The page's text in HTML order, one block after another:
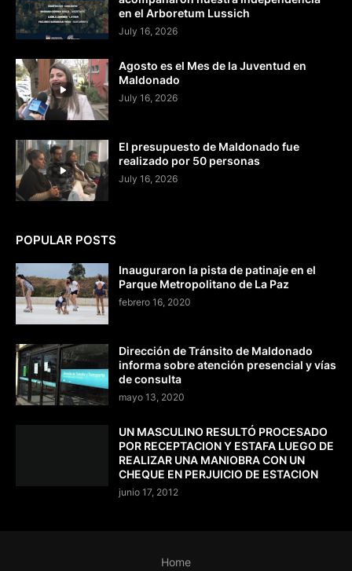
en el Arboretum Lussich
July 16, 2026
Agosto es el Mes de la Juventud en
Maldonado
July 16, 2026
El presupuesto de Maldonado fue
realizado por 50 personas
July 16, 2026
POPULAR POSTS
Inauguraron la pista de patinaje en el
Parque Metropolitano de La Paz
febrero 16, 2020
Dirección de Tránsito de Maldonado
informa sobre atención presencial y vías
de consulta
mayo 13, 2020
UN MASCULINO RESULTÓ PROCESADO
POR RECEPTACION Y ESTAFA LUEGO DE
REALIZAR UNA MANIOBRA CON UN
CHEQUE EN PERJUICIO DE ESTACION
junio 17, 2012
Home